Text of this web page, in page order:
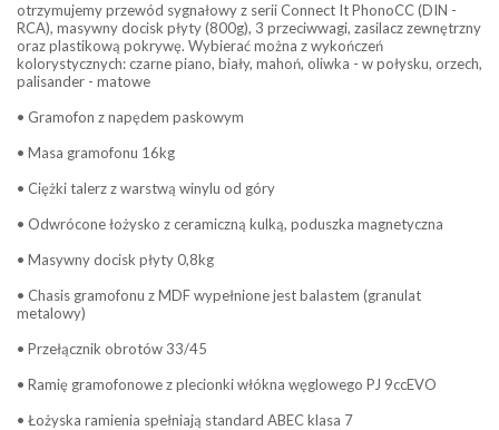
otrzymujemy przewód sygnałowy z serii Connect It PhonoCC (DIN -
RCA), masywny docisk płyty (800g), 3 przeciwwagi, zasilacz zewnętrzny
oraz plastikową pokrywę. Wybierać można z wykończeń
kolorystycznych: czarne piano, biały, mahoń, oliwka - w połysku, orzech,
palisander - matowe
• Gramofon z napędem paskowym
• Masa gramofonu 16kg
• Ciężki talerz z warstwą winylu od góry
• Odwrócone łożysko z ceramiczną kulką, poduszka magnetyczna
• Masywny docisk płyty 0,8kg
• Chasis gramofonu z MDF wypełnione jest balastem (granulat
metalowy)
• Przełącznik obrotów 33/45
• Ramię gramofonowe z plecionki włókna węglowego PJ 9ccEVO
• Łożyska ramienia spełniają standard ABEC klasa 7